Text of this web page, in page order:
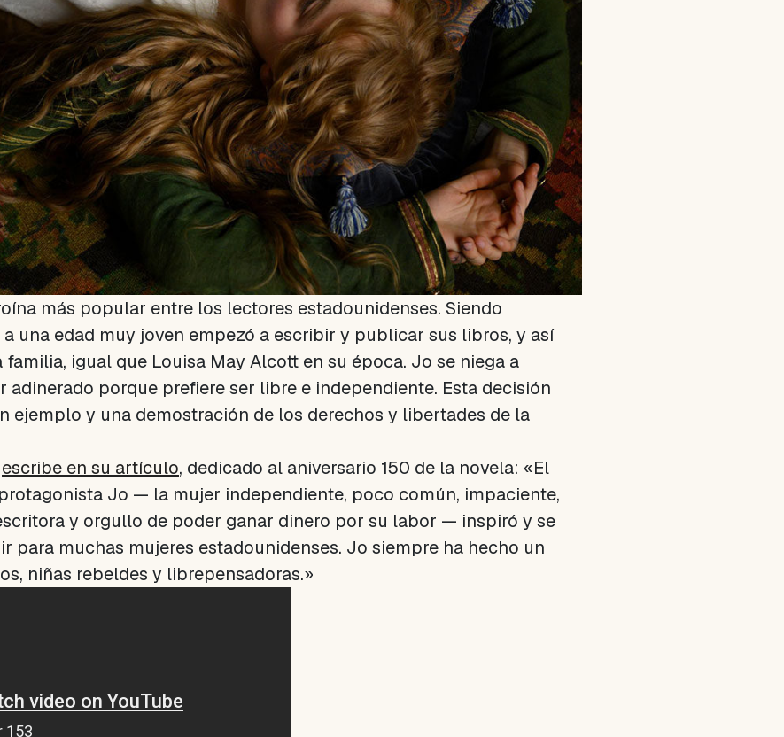
más popular entre los lectores estadounidenses. Siendo
una edad muy joven empezó a escribir y publicar sus libros, y así
igual que Louisa May Alcott en su época. Jo se niega a
adinerado porque prefiere ser libre e independiente. Esta decisión
ejemplo y una demostración de los derechos y libertades de la
escribe en su artículo, dedicado al aniversario 150 de la novela: «El
Jo — la mujer independiente, poco común, impaciente,
y orgullo de poder ganar dinero por su labor — inspiró y se
para muchas mujeres estadounidenses. Jo siempre ha hecho un
niñas rebeldes y librepensadoras.»